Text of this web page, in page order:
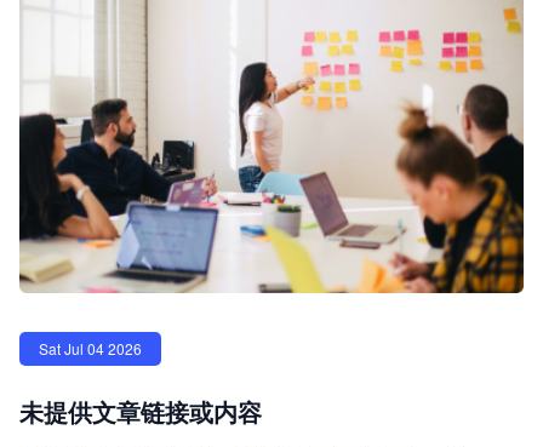
Sat Jul 04 2026
未提供文章链接或内容